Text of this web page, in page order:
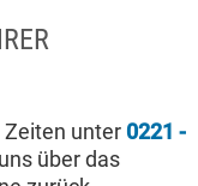
Zeiten unter 0221 -
über das